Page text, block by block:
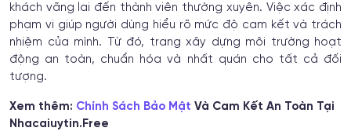
khách vãng lai đến thành viên thường xuyên. Việc xác định
phạm vi giúp người dùng hiểu rõ mức độ cam kết và trách
nhiệm của mình. Từ đó, trang xây dựng môi trường hoạt
động an toàn, chuẩn hóa và nhất quán cho tất cả đối
tượng.
Xem thêm: Chính Sách Bảo Mật Và Cam Kết An Toàn Tại
Nhacaiuytin.Free